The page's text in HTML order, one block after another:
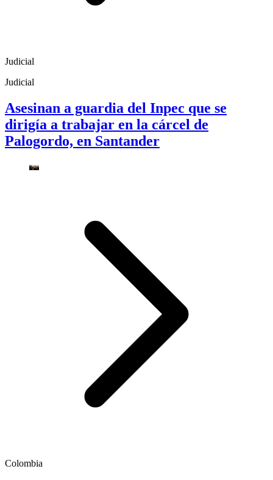
Judicial
Judicial
Asesinan a guardia del Inpec que se
dirigía a trabajar en la cárcel de
Palogordo, en Santander
Colombia